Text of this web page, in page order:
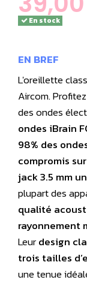
En stock
EN BREF
L'oreillette
Aircom.
des ondes
ondes iBrain
98% des
compromis
jack 3.5 mm
plupart des
qualité
rayonnement
Leurdesign
trois tailles
une tenue